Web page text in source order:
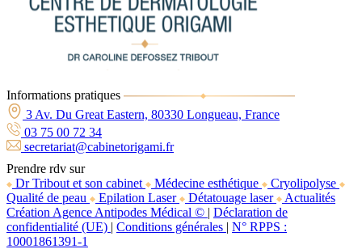
Informations pratiques
3 Av. Du Great Eastern, 80330 Longueau, France
03 75 00 72 34
secretariat@cabinetorigami.fr
Prendre rdv sur
Dr Tribout et son cabinet
Médecine esthétique
Cryolipolyse
Qualité de peau
Epilation Laser Détatouage laser
Actualités
Création Agence Antipodes Médical © | Déclaration de
confidentialité (UE) | Conditions générales | N° RPPS :
10001861391-1